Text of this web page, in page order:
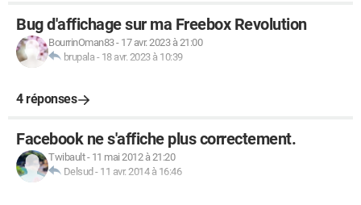
Bug d'affichage sur ma Freebox Revolution
BourrinOman83- 17 avr. 2023 à 21:00
brupala - 18 avr. 2023 à 10:39
4 réponses
Facebook ne s'affiche plus correctement.
Twibault- 11 mai 2012 à 21:20
Delsud - 11 avr. 2014 à 16:46